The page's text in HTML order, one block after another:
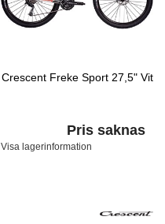
Crescent Freke Sport 27,5" Vit
Pris saknas
Visa lagerinformation